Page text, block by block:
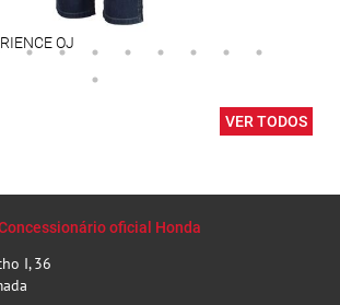
OJ
VER TODOS
oficial Honda
I, 36